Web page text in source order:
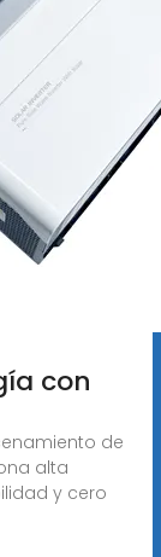
con
de
alta
y cero